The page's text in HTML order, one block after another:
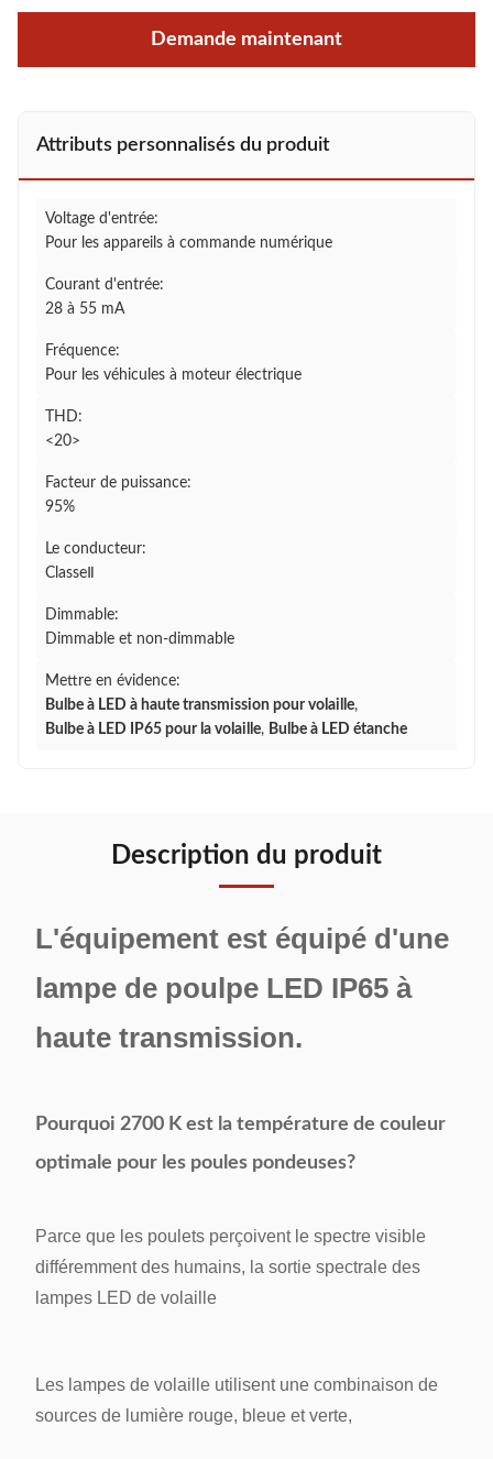
Demande maintenant
Attributs personnalisés du produit
Voltage d'entrée:
Pour les appareils à commande numérique
Courant d'entrée:
28 à 55 mA
Fréquence:
Pour les véhicules à moteur électrique
THD:
<20>
Facteur de puissance:
95%
Le conducteur:
ClasseⅡ
Dimmable:
Dimmable et non-dimmable
Mettre en évidence:
Bulbe à LED à haute transmission pour volaille,
Bulbe à LED IP65 pour la volaille, Bulbe à LED étanche
Description du produit
L'équipement est équipé d'une
lampe de poulpe LED IP65 à
haute transmission.
Pourquoi 2700 K est la température de couleur
optimale pour les poules pondeuses?
Parce que les poulets perçoivent le spectre visible
différemment des humains, la sortie spectrale des
lampes LED de volaille
Les lampes de volaille utilisent une combinaison de
sources de lumière rouge, bleue et verte,